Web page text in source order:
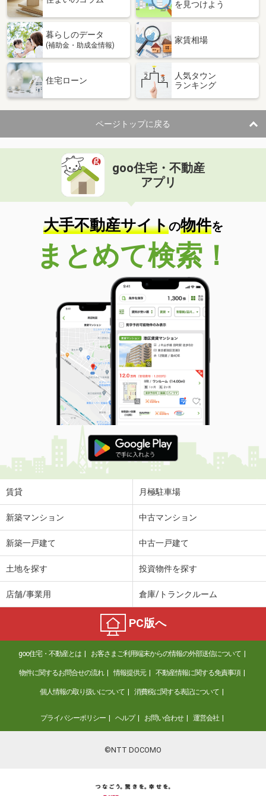
山形県南陽市宮内
建物面積 178.86m²
土地面積
479.74m²
山形県東田川郡三川町大字押切新田字潴
住 所
山形県東田川郡三川町大字押切新田字
潴
建物面積 165.62m²
土地面積 376.27m²
山形県鶴岡市斎藤川原字林俣
価 格
住 所
山形県鶴岡市斎藤川原字林俣
土地面積 204.4m²
山形県酒田市広野字下通
450万円
山形県酒田市広野字下通
建物面積 144.18m²
土地面積
728.22m²
山形県山形市大字漆山
価 格
2,380万円
住 所
山形県山形市大字漆山
建物面積 102.68m²
土地面積 201.23m²
山形県東根市温泉町３
価 格
300万円
住 所
山形県東根市温泉町３
275.23m²
山形県東根市板垣大通り
2,360万円
101.22m²
山形県米沢市福田町１
価 格
2,730万円
住 所
山形県米沢市福田町１
土地面積
314.21m²
を見つけよう
暮らしのデータ
(補助金・助成金情報)
家賃相場
住宅ローン
人気タウン
ランキング
ページトップに戻る
goo住宅・不動産
アプリ
大手不動産サイトの物件を
まとめて検索！
賃貸 月極駐車場
新築マンション 中古マンション
新築一戸建て 中古一戸建て
土地を探す 投資物件を探す
店舗/事業用 倉庫/トランクルーム
PC版へ
goo住宅・不動産とは お客さまご利用端末からの情報の外部送信について
物件に関するお問合せの流れ 情報提供元 不動産情報に関する免責事項
個人情報の取り扱いについて 消費税に関する表記について
プライバシーポリシー ヘルプ お問い合わせ 運営会社
©NTT DOCOMO